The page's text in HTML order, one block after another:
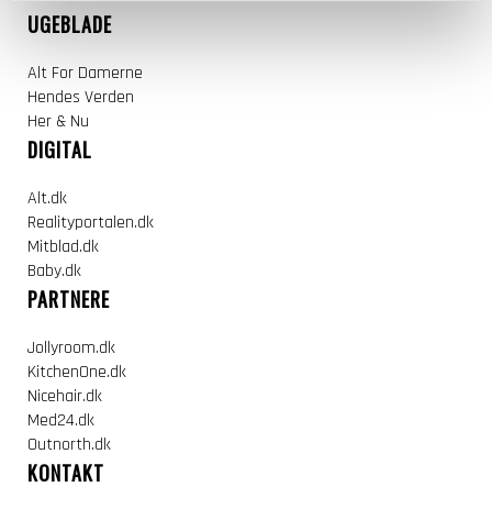
UGEBLADE
Alt For Damerne
Hendes Verden
Her & Nu
DIGITAL
Alt.dk
Realityportalen.dk
Mitblad.dk
Baby.dk
PARTNERE
Jollyroom.dk
KitchenOne.dk
Nicehair.dk
Med24.dk
Outnorth.dk
KONTAKT